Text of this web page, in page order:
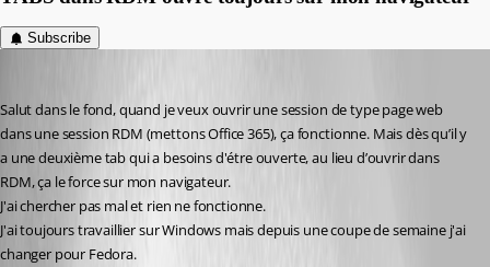
Subscribe
Salut dans le fond, quand je veux ouvrir une session de type page web
dans une session RDM (mettons Office 365), ça fonctionne. Mais dès qu’il y
a une deuxième tab qui a besoins d'étre ouverte, au lieu d’ouvrir dans
RDM, ça le force sur mon navigateur.
J'ai chercher pas mal et rien ne fonctionne.
J'ai toujours travaillier sur Windows mais depuis une coupe de semaine j'ai
changer pour Fedora.